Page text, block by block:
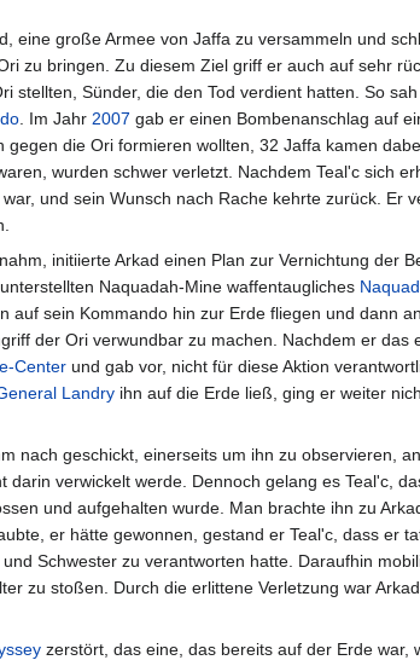
eine große Armee von Jaffa zu versammeln und
zu bringen. Zu diesem Ziel griff er auch auf sehr
stellten, Sünder, die den Tod verdient hatten. So
. Im Jahr 2007 gab er einen Bombenanschlag auf
gegen die Ori formieren wollten, 32 Jaffa kamen
wurden schwer verletzt. Nachdem Teal'c sich
und sein Wunsch nach Rache kehrte zurück. Er
initiierte Arkad einen Plan zur Vernichtung der
Naquadah-Mine waffentaugliches
auf sein Kommando hin zur Erde fliegen und dann
der Ori verwundbar zu machen. Nachdem er das
Center und gab vor, nicht für diese Aktion
Landry ihn auf die Erde ließ, ging er weiter
nach geschickt, einerseits um ihn zu observieren,
verwickelt werde. Dennoch gelang es Teal'c,
und aufgehalten wurde. Man brachte ihn zu
er hätte gewonnen, gestand er Teal'c, dass er
Schwester zu verantworten hatte. Daraufhin
zu stoßen. Durch die erlittene Verletzung war
zerstört, das eine, das bereits auf der Erde war,